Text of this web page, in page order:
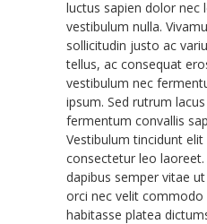
luctus sapien dolor nec
vestibulum nulla.
sollicitudin justo ac
tellus, ac consequat
vestibulum nec
ipsum. Sed rutrum
fermentum convallis
Vestibulum tincidunt
consectetur leo
dapibus semper vitae
orci nec velit commodo
habitasse platea